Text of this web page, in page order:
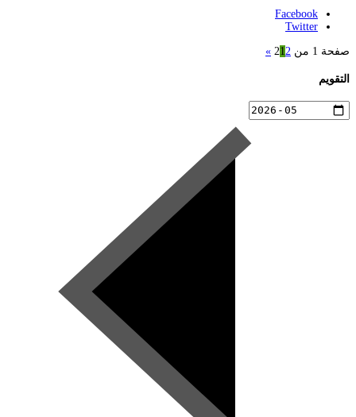
Facebook
Twitter
صفحة 1 من 2 1 2
»
التقويم